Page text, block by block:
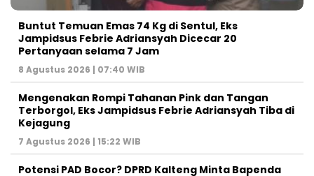
Buntut Temuan Emas 74 Kg di Sentul, Eks
Jampidsus Febrie Adriansyah Dicecar 20
Pertanyaan selama 7 Jam
8 Agustus 2026 | 07:40 WIB
Mengenakan Rompi Tahanan Pink dan Tangan
Terborgol, Eks Jampidsus Febrie Adriansyah Tiba di
Kejagung
7 Agustus 2026 | 15:22 WIB
Potensi PAD Bocor? DPRD Kalteng Minta Bapenda